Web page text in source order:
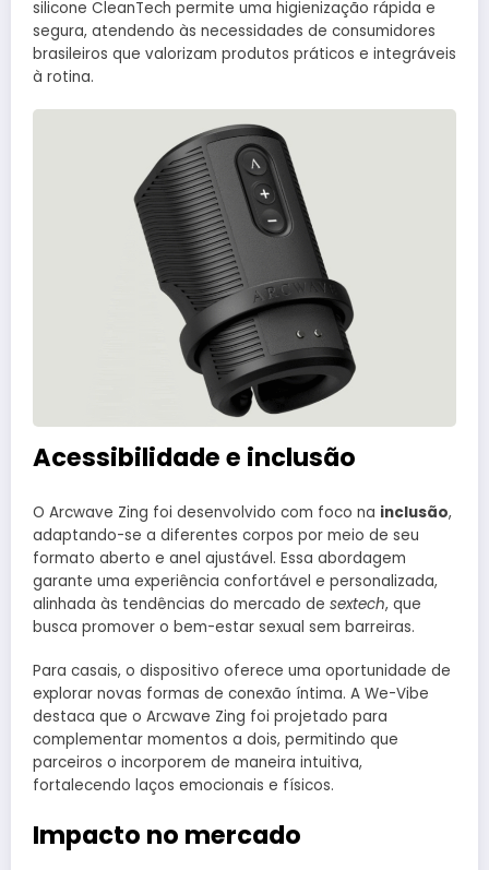
silicone CleanTech permite uma higienização rápida e
segura, atendendo às necessidades de consumidores
brasileiros que valorizam produtos práticos e integráveis
à rotina.
Acessibilidade e inclusão
O Arcwave Zing foi desenvolvido com foco na inclusão,
adaptando-se a diferentes corpos por meio de seu
formato aberto e anel ajustável. Essa abordagem
garante uma experiência confortável e personalizada,
alinhada às tendências do mercado de sextech, que
busca promover o bem-estar sexual sem barreiras.
Para casais, o dispositivo oferece uma oportunidade de
explorar novas formas de conexão íntima. A We-Vibe
destaca que o Arcwave Zing foi projetado para
complementar momentos a dois, permitindo que
parceiros o incorporem de maneira intuitiva,
fortalecendo laços emocionais e físicos.
Impacto no mercado